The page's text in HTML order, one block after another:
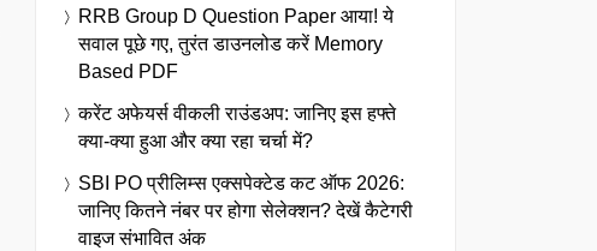
RRB Group D Question Paper आया! ये
सवाल पूछे गए, तुरंत डाउनलोड करें Memory
Based PDF
करेंट अफेयर्स वीकली राउंडअप: जानिए इस हफ्ते
क्या-क्या हुआ और क्या रहा चर्चा में?
SBI PO प्रीलिम्स एक्सपेक्टेड कट ऑफ 2026:
जानिए कितने नंबर पर होगा सेलेक्शन? देखें कैटेगरी
वाइज संभावित अंक